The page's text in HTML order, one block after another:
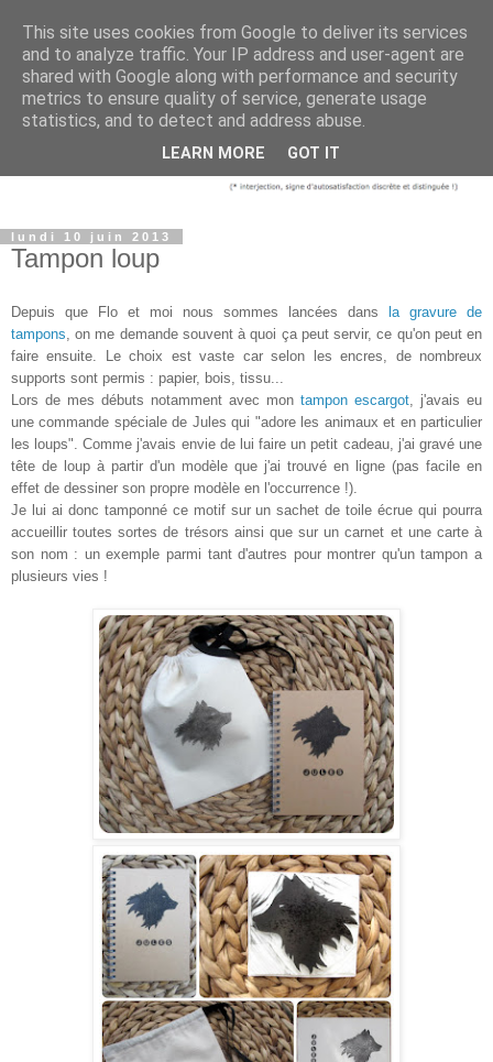
lundi 10 juin 2013
Tampon loup
Depuis que Flo et moi nous sommes lancées dans
la gravure de
tampons , on me demande souvent à quoi ça peut servir, ce qu'on peut en
faire ensuite. Le choix est vaste car selon les encres, de nombreux
supports sont permis : papier, bois, tissu...
Lors de mes débuts notamment avec mon tampon escargot , j'avais eu
une commande spéciale de Jules qui "adore les animaux et en particulier
les loups". Comme j'avais envie de lui faire un petit cadeau, j'ai gravé une
tête de loup à partir d'un modèle que j'ai trouvé en ligne (pas facile en
effet de dessiner son propre modèle en l'occurrence !).
Je lui ai donc tamponné ce motif sur un sachet de toile écrue qui pourra
accueillir toutes sortes de trésors ainsi que sur un carnet et une carte à
son nom : un exemple parmi tant d'autres pour montrer qu'un tampon a
plusieurs vies !
This site uses cookies from Google to deliver its services
and to analyze traffic. Your IP address and user-agent are
shared with Google along with performance and security
metrics to ensure quality of service, generate usage
statistics, and to detect and address abuse.
LEARN MORE GOT IT